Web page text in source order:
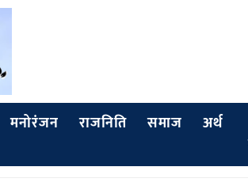
मनोरंजन राजनिति समाज अर्थ